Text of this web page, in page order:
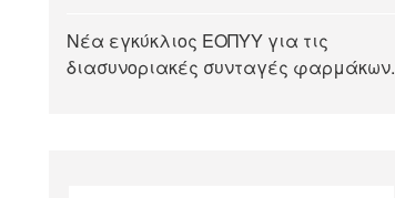
Νέα εγκύκλιος ΕΟΠΥΥ για τις
διασυνοριακές συνταγές φαρμάκων.